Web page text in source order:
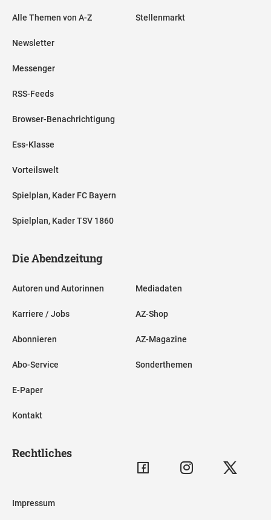
Alle Themen von A-Z
Newsletter
Messenger
RSS-Feeds
Browser-Benachrichtigung
Ess-Klasse
Vorteilswelt
Spielplan, Kader FC Bayern
Spielplan, Kader TSV 1860
Stellenmarkt
Die Abendzeitung
Autoren und Autorinnen
Karriere / Jobs
Abonnieren
Abo-Service
E-Paper
Kontakt
Mediadaten
AZ-Shop
AZ-Magazine
Sonderthemen
Rechtliches
Impressum